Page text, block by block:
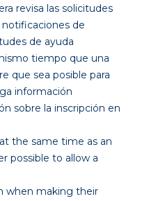
revisa las solicitudes
de
de ayuda
tiempo que una
que sea posible para
información
sobre la inscripción en
the same time as an
possible to allow a
when making their